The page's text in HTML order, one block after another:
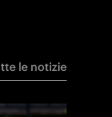
le notizie